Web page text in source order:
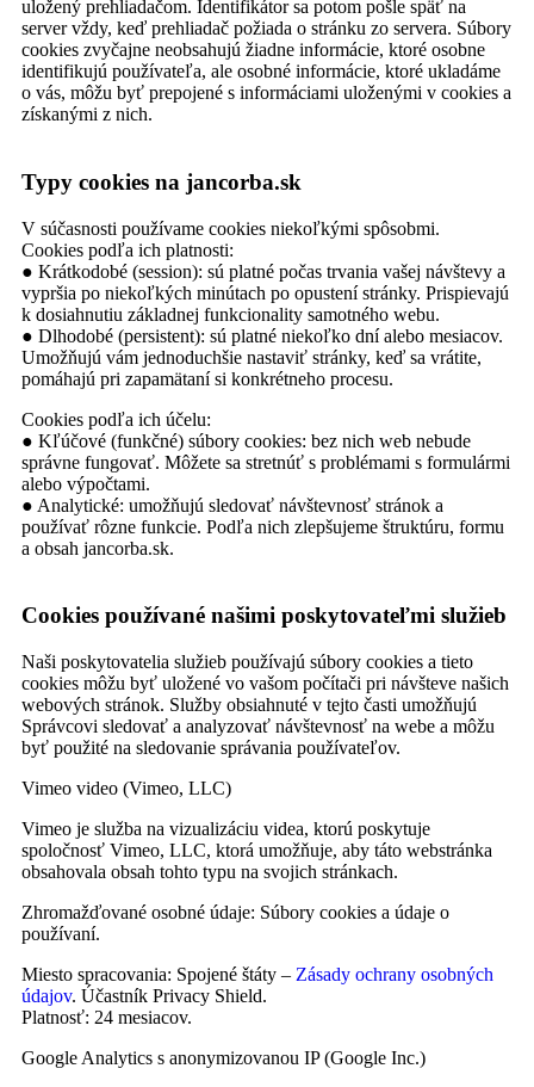
uložený prehliadačom. Identifikátor sa potom pošle späť na
server vždy, keď prehliadač požiada o stránku zo servera. Súbory
cookies zvyčajne neobsahujú žiadne informácie, ktoré osobne
identifikujú používateľa, ale osobné informácie, ktoré ukladáme
o vás, môžu byť prepojené s informáciami uloženými v cookies a
získanými z nich.
Typy cookies na jancorba.sk
V súčasnosti používame cookies niekoľkými spôsobmi.
Cookies podľa ich platnosti:
● Krátkodobé (session): sú platné počas trvania vašej návštevy a
vypršia po niekoľkých minútach po opustení stránky. Prispievajú
k dosiahnutiu základnej funkcionality samotného webu.
● Dlhodobé (persistent): sú platné niekoľko dní alebo mesiacov.
Umožňujú vám jednoduchšie nastaviť stránky, keď sa vrátite,
pomáhajú pri zapamätaní si konkrétneho procesu.
Cookies podľa ich účelu:
● Kľúčové (funkčné) súbory cookies: bez nich web nebude
správne fungovať. Môžete sa stretnúť s problémami s formulármi
alebo výpočtami.
● Analytické: umožňujú sledovať návštevnosť stránok a
používať rôzne funkcie. Podľa nich zlepšujeme štruktúru, formu
a obsah jancorba.sk.
Cookies používané našimi poskytovateľmi služieb
Naši poskytovatelia služieb používajú súbory cookies a tieto
cookies môžu byť uložené vo vašom počítači pri návšteve našich
webových stránok. Služby obsiahnuté v tejto časti umožňujú
Správcovi sledovať a analyzovať návštevnosť na webe a môžu
byť použité na sledovanie správania používateľov.
Vimeo video (Vimeo, LLC)
Vimeo je služba na vizualizáciu videa, ktorú poskytuje
spoločnosť Vimeo, LLC, ktorá umožňuje, aby táto webstránka
obsahovala obsah tohto typu na svojich stránkach.
Zhromažďované osobné údaje: Súbory cookies a údaje o
používaní.
Miesto spracovania: Spojené štáty – Zásady ochrany osobných
údajov. Účastník Privacy Shield.
Platnosť: 24 mesiacov.
Google Analytics s anonymizovanou IP (Google Inc.)